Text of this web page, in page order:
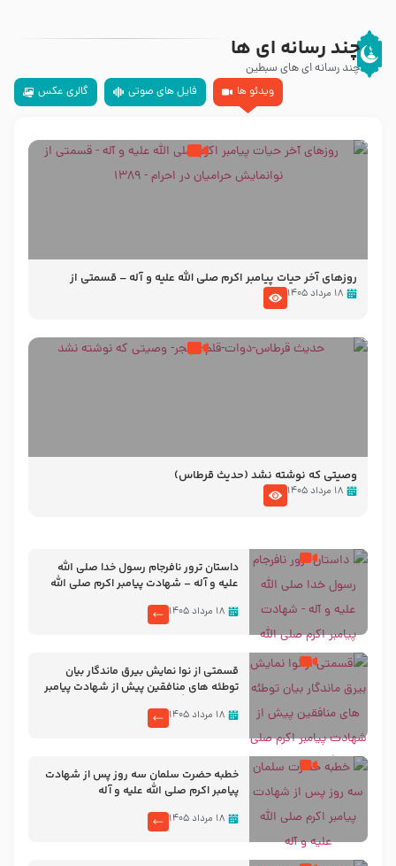
چند رسانه ای ها
چند رسانه ای های سبطین
ویدئو ها
فایل های صوتی گالری عکس
روزهای آخر حیات پیامبر اکرم صلی الله علیه و آله – قسمتی از
نوانمایش حرامیان در احرام – 1389
۱۸ مرداد ۱۴۰۵
وصیتی که نوشته نشد (حدیث قرطاس)
۱۸ مرداد ۱۴۰۵
‌‌‌‌‌‌‌داستان ترور نافرجام رسول خدا صلی الله
علیه و آله – شهادت پیامبر اکرم صلی الله
۱۸ مرداد ۱۴۰۵
قسمتی از نوا نمایش بیرق ماندگار بیان
توطئه های منافقین پیش از شهادت پیامبر
۱۸ مرداد ۱۴۰۵
خطبه حضرت سلمان سه روز پس از شهادت
پیامبر اکرم صلی الله علیه و آله
۱۸ مرداد ۱۴۰۵